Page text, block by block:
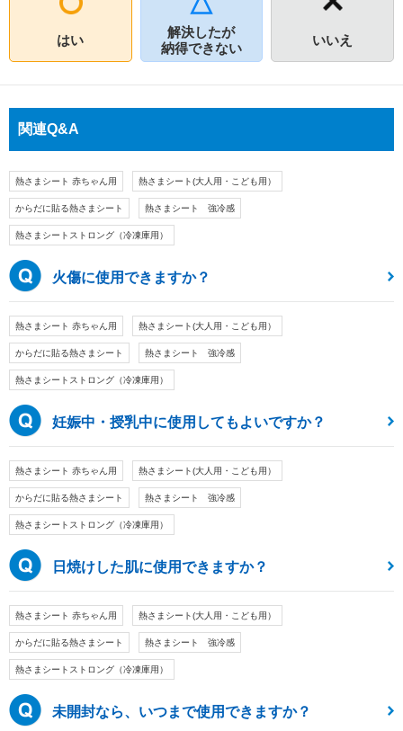
はい
解決したが
納得できない
いいえ
関連Q&A
熱さまシート 赤ちゃん用 熱さまシート(大人用・こども用）
からだに貼る熱さまシート 熱さまシート 強冷感
熱さまシートストロング（冷凍庫用）
火傷に使用できますか？
熱さまシート 赤ちゃん用 熱さまシート(大人用・こども用）
からだに貼る熱さまシート 熱さまシート 強冷感
熱さまシートストロング（冷凍庫用）
妊娠中・授乳中に使用してもよいですか？
熱さまシート 赤ちゃん用 熱さまシート(大人用・こども用）
からだに貼る熱さまシート 熱さまシート 強冷感
熱さまシートストロング（冷凍庫用）
日焼けした肌に使用できますか？
熱さまシート 赤ちゃん用 熱さまシート(大人用・こども用）
からだに貼る熱さまシート 熱さまシート 強冷感
熱さまシートストロング（冷凍庫用）
未開封なら、いつまで使用できますか？